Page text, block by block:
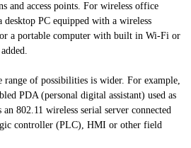
and access points. For wireless office
PC equipped with a wireless
a portable computer with built in Wi-Fi or
of possibilities is wider. For example,
PDA (personal digital assistant) used as
802.11 wireless serial server connected
controller (PLC), HMI or other field